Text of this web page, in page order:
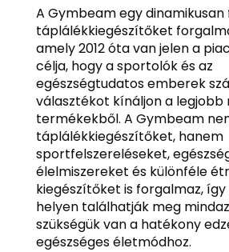
A Gymbeam egy dinamikusan
táplálékkiegészítőket
amely 2012 óta van jelen a
célja, hogy a sportolók és az
egészségtudatos emberek
választékot kínáljon a legjobb
termékekből. A Gymbeam
táplálékkiegészítőket, hanem
sportfelszereléseket,
élelmiszereket és különféle
kiegészítőket is forgalmaz,
helyen találhatják meg
szükségük van a hatékony
egészséges életmódhoz.